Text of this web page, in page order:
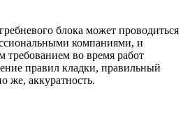
блока может проводиться
компаниями, и
требованием во время работ
правил кладки, правильный
же, аккуратность.